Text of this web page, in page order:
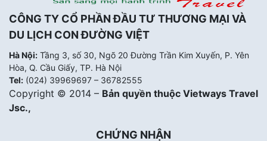
CÔNG TY CỔ PHẦN ĐẦU TƯ THƯƠNG MẠI VÀ
DU LỊCH CON ĐƯỜNG VIỆT
Hà Nội: Tầng 3, số 30, Ngõ 20 Đường Trần Kim Xuyến, P. Yên
Hòa, Q. Cầu Giấy, TP. Hà Nội
Tel: (024) 39969697 – 36782555
Copyright © 2014 – Bản quyền thuộc Vietways Travel
Jsc.,
CHỨNG NHẬN